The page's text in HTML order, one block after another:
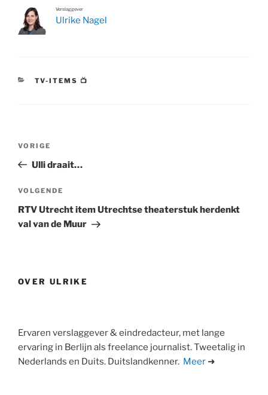
Verslaggever
Ulrike Nagel
CATEGORIEËN
TV-ITEMS 📺
Vorig
bericht
VORIGE
Ulli draait…
Volgend
bericht
VOLGENDE
RTV Utrecht item Utrechtse theaterstuk herdenkt
val van de Muur
OVER ULRIKE
Ervaren verslaggever & eindredacteur, met lange
ervaring in Berlijn als freelance journalist. Tweetalig in
Nederlands en Duits. Duitslandkenner. Meer ➜